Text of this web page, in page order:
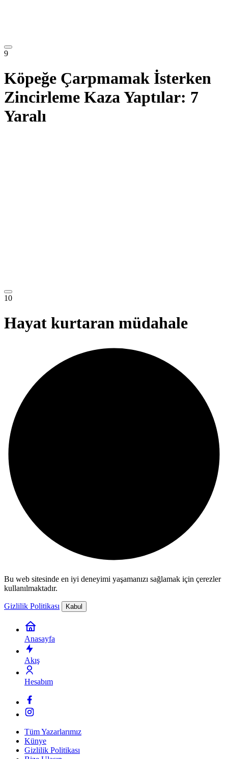
9
Köpeğe Çarpmamak İsterken
Zincirleme Kaza Yaptılar: 7
Yaralı
10
Hayat kurtaran müdahale
Bu web sitesinde en iyi deneyimi yaşamanızı sağlamak için çerezler
kullanılmaktadır.
Gizlilik Politikası Kabul
Anasayfa
Akış
Hesabım
Tüm Yazarlarımız
Künye
Gizlilik Politikası